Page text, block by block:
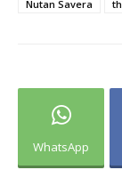
Nutan Savera
WhatsApp